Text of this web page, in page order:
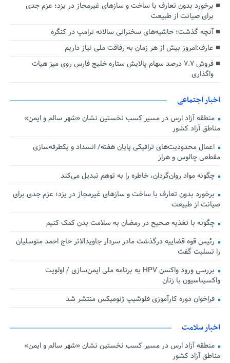
برخورد بدون تعارف با ساخت‌ و سازهای غیرمجاز در یزد؛ عزم جدی
برای صیانت از طبیعت
آنچه گذشت؛ حاشیه‌های سخنرانی سالانه ترامپ در کنگره
عارف:امروز بیش از هر زمان به رفاقت ملی نیاز داریم
فروش ۷.۷ درصد سهام پالایش ستاره خلیج فارس روی میز هیات
واگذاری
اخبار اجتماعی
منطقه آزاد ارس در مسیر کسب نخستین نشان «شهر سالم و ایمن»
مناطق آزاد کشور
اعمال محدودیت‌های ترافیکی پایان هفته/ انسداد و یکطرفه‌سازی
مقطعی چالوس و هراز
چگونه مواد روان‌گردان، خاطره را به توهم تبدیل می‌کند
برخورد بدون تعارف با ساخت‌ و سازهای غیرمجاز در یزد؛ عزم جدی برای
صیانت از طبیعت
چگونه با تغذیه صحیح در رمضان به سلامت بدن کمک کنیم
رئیس قوه قضاییه درگذشت مادر سردار جاویدالاثر حاج احمد متوسلیان
را تسلیت گفت
بررسی ورود واکسن HPV به برنامه ملی ایمن‌سازی / اولویت
واکسیناسیون با زنان
فراخوان دوره کارآموزی فلوشیپ ژنومیکس منتشر شد
اخبار سلامت
منطقه آزاد ارس در مسیر کسب نخستین نشان «شهر سالم و ایمن»
مناطق آزاد کشور